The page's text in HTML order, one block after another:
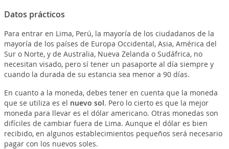
Datos prácticos
Para entrar en Lima, Perú, la mayoría de los ciudadanos de la
mayoría de los países de Europa Occidental, Asia, América del
Sur o Norte, y de Australia, Nueva Zelanda o Sudáfrica, no
necesitan visado, pero sí tener un pasaporte al día siempre y
cuando la durada de su estancia sea menor a 90 días.
En cuanto a la moneda, debes tener en cuenta que la moneda
que se utiliza es el nuevo sol. Pero lo cierto es que la mejor
moneda para llevar es el dólar americano. Otras monedas son
difíciles de cambiar fuera de Lima. Aunque el dólar es bien
recibido, en algunos establecimientos pequeños será necesario
pagar con los nuevos soles.